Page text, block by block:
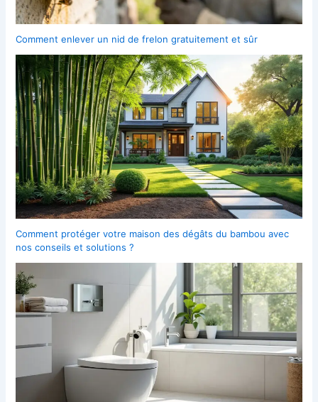
Comment enlever un nid de frelon gratuitement et sûr
Comment protéger votre maison des dégâts du bambou avec
nos conseils et solutions ?